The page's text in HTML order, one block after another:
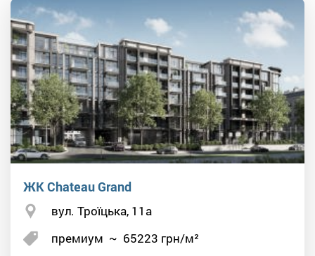
ЖК Chateau Grand
вул. Троїцька, 11а
премиум ~ 65223 грн/м²